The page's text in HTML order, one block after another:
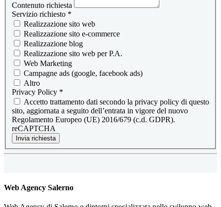
Contenuto richiesta
Servizio richiesto *
Realizzazione sito web
Realizzazione sito e-commerce
Realizzazione blog
Realizzazione sito web per P.A.
Web Marketing
Campagne ads (google, facebook ads)
Altro
Privacy Policy *
Accetto trattamento dati secondo la privacy policy di questo
sito, aggiornata a seguito dell’entrata in vigore del nuovo
Regolamento Europeo (UE) 2016/679 (c.d. GDPR).
reCAPTCHA
Invia richiesta
Web Agency Salerno